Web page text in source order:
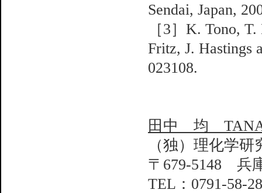
Sendai, Japan,
［3］K. Tono,
Fritz, J. Hastings
023108.
田中 均
（独）理化学
〒679-5148 兵
TEL：0791-58-